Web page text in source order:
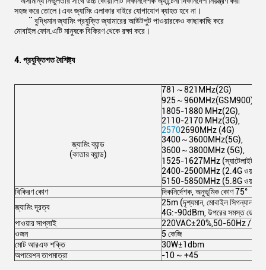
সহজ করে তোলে।এবং জ্যামিং এলাকার বাইরে যোগাযোগ ব্যাহত হবে না।
¨ বুদ্ধিমান জ্যামিং প্রযুক্তি জ্যামারের আউটপুট পাওয়ারকেও কাছাকাছি করে
মোবাইল ফোন.এটি মানুষকে বিকিরণ থেকে রক্ষা করে।
4. প্রযুক্তিগত বৈশিষ্ট্য
জ্যামিং ব্যান্ড
(কাতার ব্যান্ড)
781～821MHz(2G)
925～960MHz(GSM900),
1805-1880 MHz(2G),
2110-2170 MHz(3G),
25702690MHz (4G)
3400～3600MHz(5G),
3600～3800MHz (5G),
1525-1627MHz (স্যাটেলাইট
2400-2500MHz (2.4G
5150-5850MHz (5.8G
বিকিরণ কোণ
দিকনির্দেশক, অনুভূমিক কোণ 75°
জ্যামিং দূরত্ব
25m (দৃশ্যমান, মোবাইল
4G:-90dBm, উপরের সমস্ত ডেটা
পাওয়ার সাপ্লাই
220VAC±20%,50-60Hz /
ওজন
5 কেজি
মোট আরএফ শক্তি
30W±1dbm
অপারেশন তাপমাত্রা
-10 ~ +45